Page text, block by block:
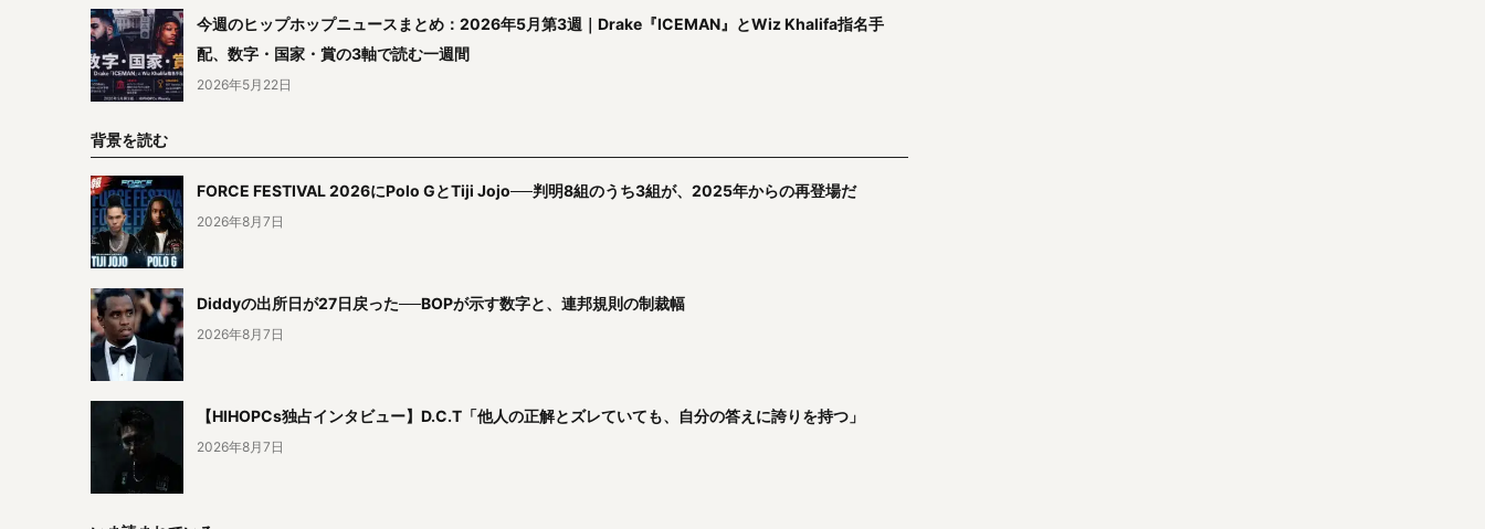
今週のヒップホップニュースまとめ：2026年5月第3週｜Drake『ICEMAN』とWiz Khalifa指名手
配、数字・国家・賞の3軸で読む一週間
2026年5月22日
背景を読む
FORCE FESTIVAL 2026にPolo GとTiji Jojo──判明8組のうち3組が、2025年からの再登場だ
2026年8月7日
Diddyの出所日が27日戻った──BOPが示す数字と、連邦規則の制裁幅
2026年8月7日
【HIHOPCs独占インタビュー】D.C.T「他人の正解とズレていても、自分の答えに誇りを持つ」
2026年8月7日